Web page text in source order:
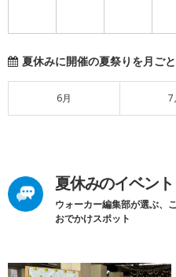
夏休みに開催の夏祭りを月ご
6月 7
夏休みのイベン
ウォーカー編集部が選ぶ、
おでかけスポット